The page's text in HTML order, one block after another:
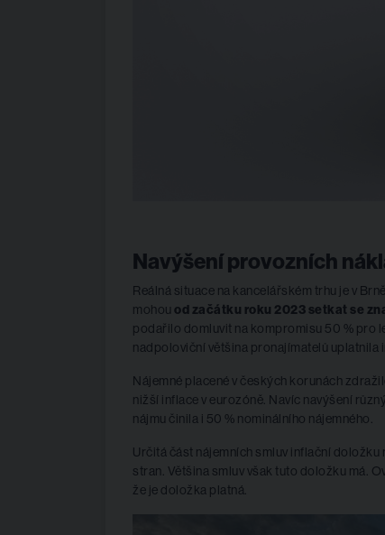
Navýšení provozních
Reálná situace na kancelářském trhu je v
mohou od začátku roku 2023 setkat se
podařilo domluvit na kompromisu 50 % pro
nadpoloviční většina pronajímatelů uplatnila
Nájemné placené v českých korunách
nižší inflace v eurozóně. Navíc navýšení
nájmu činila i 50 % nominálního nájemného.
Určitá část nájemních smluv inflační
stran. Většina smluv však tuto doložku má.
že je doložka platná.